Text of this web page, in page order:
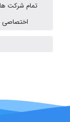
تمام شرکت
اختصاصی